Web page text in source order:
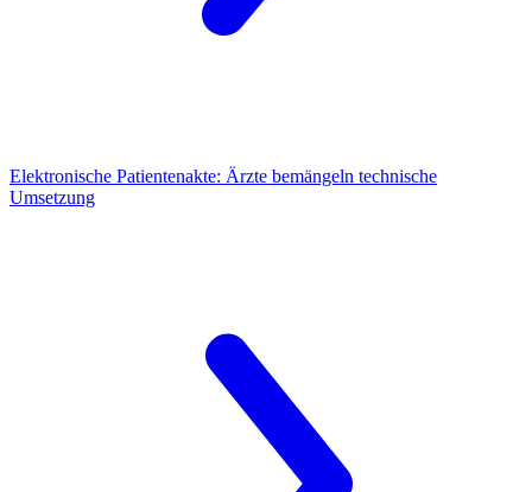
Elektronische Patientenakte: Ärzte bemängeln technische
Umsetzung